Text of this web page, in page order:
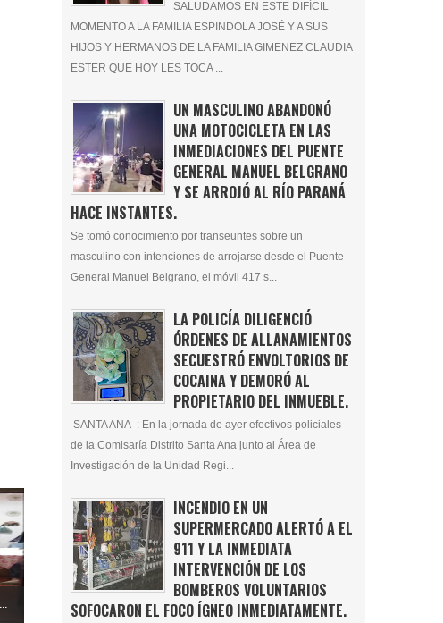
SALUDAMOS EN ESTE DIFÍCIL
MOMENTO A LA FAMILIA ESPINDOLA JOSÉ Y A SUS
HIJOS Y HERMANOS DE LA FAMILIA GIMENEZ CLAUDIA
ESTER QUE HOY LES TOCA ...
UN MASCULINO ABANDONÓ
UNA MOTOCICLETA EN LAS
INMEDIACIONES DEL PUENTE
GENERAL MANUEL BELGRANO
Y SE ARROJÓ AL RÍO PARANÁ
HACE INSTANTES.
Se tomó conocimiento por transeuntes sobre un
masculino con intenciones de arrojarse desde el Puente
General Manuel Belgrano, el móvil 417 s...
LA POLICÍA DILIGENCIÓ
ÓRDENES DE ALLANAMIENTOS
SECUESTRÓ ENVOLTORIOS DE
COCAINA Y DEMORÓ AL
PROPIETARIO DEL INMUEBLE.
SANTA ANA : En la jornada de ayer efectivos policiales
de la Comisaría Distrito Santa Ana junto al Área de
Investigación de la Unidad Regi...
INCENDIO EN UN
SUPERMERCADO ALERTÓ A EL
911 Y LA INMEDIATA
INTERVENCIÓN DE LOS
BOMBEROS VOLUNTARIOS
SOFOCARON EL FOCO ÍGNEO INMEDIATAMENTE.